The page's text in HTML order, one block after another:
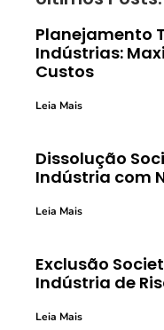
Planejamento
Indústrias:
Custos
Leia Mais
Dissolução
Indústria com
Leia Mais
Exclusão
Indústria de
Leia Mais